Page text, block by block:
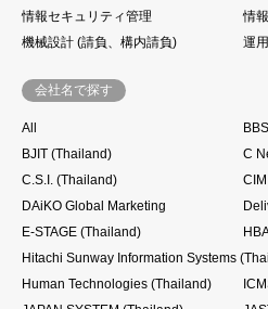
情報セキュリティ管理
情
機械設計 (請負、構内請負)
運
会社名で探す
All
BJIT (Thailand)
C
C.S.I. (Thailand)
DAiKO Global Marketing
E-STAGE (Thailand)
Hitachi Sunway Information Systems
Human Technologies (Thailand)